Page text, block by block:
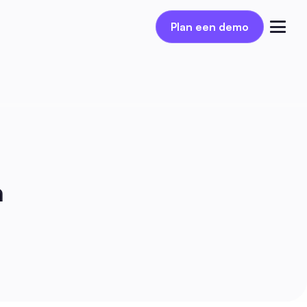
Plan een demo
Plan een demo